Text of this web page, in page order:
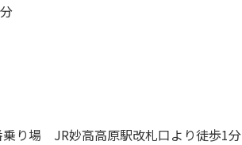
り場 JR妙高高原駅改札口より徒歩1分